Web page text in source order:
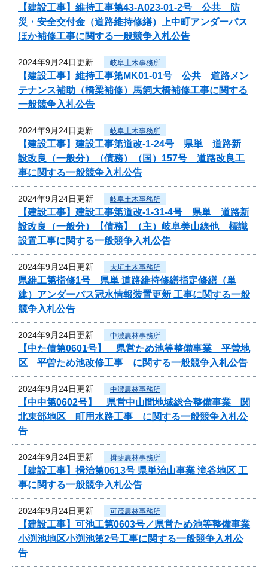
【建設工事】維持工事第43-A023-01-2号 公共 防
災・安全交付金（道路維持修繕）上中町アンダーパス
ほか補修工事に関する一般競争入札公告
2024年9月24日更新 岐阜土木事務所
【建設工事】維持工事第MK01-01号 公共 道路メン
テナンス補助（橋梁補修）馬飼大橋補修工事に関する
一般競争入札公告
2024年9月24日更新 岐阜土木事務所
【建設工事】建設工事第道改-1-24号 県単 道路新
設改良（一般分）（債務）（国）157号 道路改良工
事に関する一般競争入札公告
2024年9月24日更新 岐阜土木事務所
【建設工事】建設工事第道改-1-31-4号 県単 道路新
設改良（一般分）【債務】（主）岐阜美山線他 標識
設置工事に関する一般競争入札公告
2024年9月24日更新 大垣土木事務所
県維工第指修1号 県単 道路維持修繕指定修繕（単
建）アンダーパス冠水情報装置更新 工事に関する一般
競争入札公告
2024年9月24日更新 中濃農林事務所
【中た債第0601号】 県営ため池等整備事業 平曽地
区 平曽ため池改修工事 に関する一般競争入札公告
2024年9月24日更新 中濃農林事務所
【中中第0602号】 県営中山間地域総合整備事業 関
北東部地区 町用水路工事 に関する一般競争入札公
告
2024年9月24日更新 揖斐農林事務所
【建設工事】揖治第0613号 県単治山事業 滝谷地区 工
事に関する一般競争入札公告
2024年9月24日更新 可茂農林事務所
【建設工事】可池工第0603号／県営ため池等整備事業
小渕池地区小渕池第2号工事に関する一般競争入札公
告